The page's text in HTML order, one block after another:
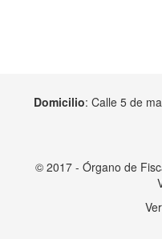
Domicilio: Calle 5 de
© 2017 - Órgano de